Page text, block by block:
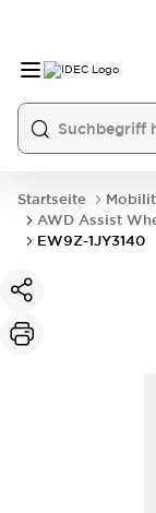
Startseite
AWD Assist
EW9Z-1JY3140